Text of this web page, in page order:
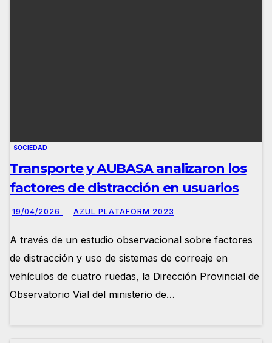
SOCIEDAD
Transporte y AUBASA analizaron los
factores de distracción en usuarios
19/04/2026 AZUL PLATAFORM 2023
A través de un estudio observacional sobre factores
de distracción y uso de sistemas de correaje en
vehículos de cuatro ruedas, la Dirección Provincial de
Observatorio Vial del ministerio de…